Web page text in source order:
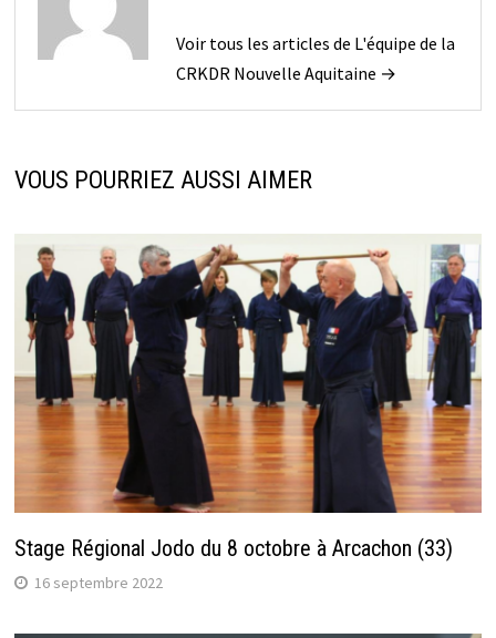
Voir tous les articles de L'équipe de la
CRKDR Nouvelle Aquitaine →
VOUS POURRIEZ AUSSI AIMER
Stage Régional Jodo du 8 octobre à Arcachon (33)
16 septembre 2022